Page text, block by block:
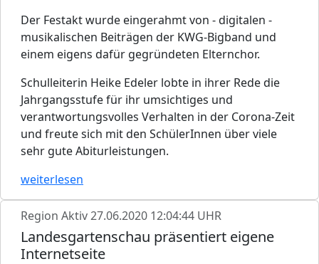
Der Festakt wurde eingerahmt von - digitalen -
musikalischen Beiträgen der KWG-Bigband und
einem eigens dafür gegründeten Elternchor.
Schulleiterin Heike Edeler lobte in ihrer Rede die
Jahrgangsstufe für ihr umsichtiges und
verantwortungsvolles Verhalten in der Corona-Zeit
und freute sich mit den SchülerInnen über viele
sehr gute Abiturleistungen.
weiterlesen
Region Aktiv27.06.2020 12:04:44 UHR
Landesgartenschau präsentiert eigene
Internetseite